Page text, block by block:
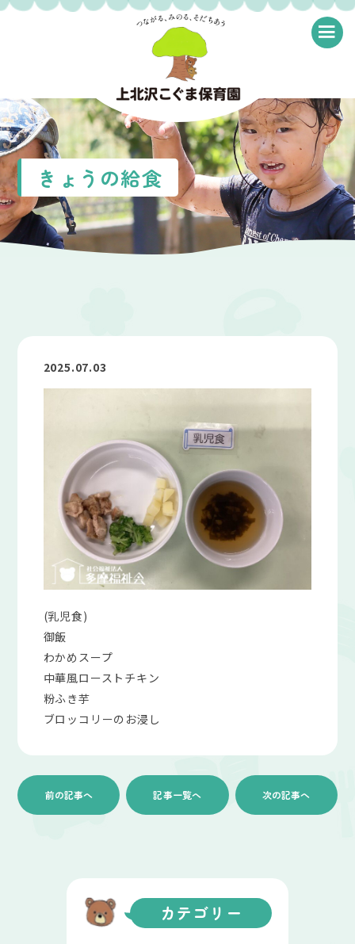
≡
きょうの給食
2025.07.03
(乳児食)
御飯
わかめスープ
中華風ローストチキン
粉ふき芋
ブロッコリーのお浸し
前の記事へ 記事一覧へ 次の記事へ
カテゴリー